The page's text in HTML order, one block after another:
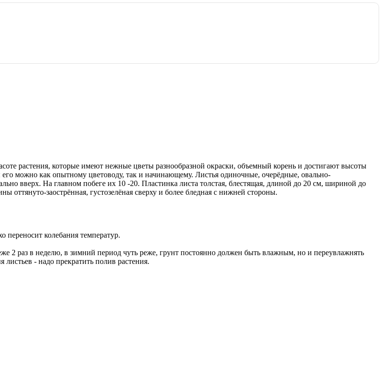
растения, которые имеют нежные цветы разнообразной окраски, объемный корень и достигают высоты
можно как опытному цветоводу, так и начинающему. Листья одиночные, очерёдные, овально-
вверх. На главном побеге их 10 -20. Пластинка листа толстая, блестящая, длиной до 20 см, шириной до
заострённая, густозелёная сверху и более бледная с нижней стороны.
переносит колебания температур.
2 раз в неделю, в зимний период чуть реже, грунт постоянно должен быть влажным, но и переувлажнять
листьев - надо прекратить полив растения.